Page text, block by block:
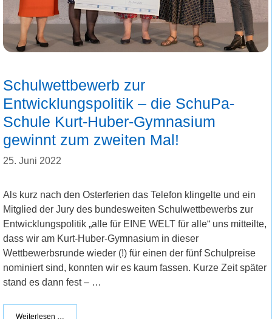
Schulwettbewerb zur
Entwicklungspolitik – die SchuPa-
Schule Kurt-Huber-Gymnasium
gewinnt zum zweiten Mal!
25. Juni 2022
Als kurz nach den Osterferien das Telefon klingelte und ein
Mitglied der Jury des bundesweiten Schulwettbewerbs zur
Entwicklungspolitik „alle für EINE WELT für alle“ uns mitteilte,
dass wir am Kurt-Huber-Gymnasium in dieser
Wettbewerbsrunde wieder (!) für einen der fünf Schulpreise
nominiert sind, konnten wir es kaum fassen. Kurze Zeit später
stand es dann fest – …
Weiterlesen …